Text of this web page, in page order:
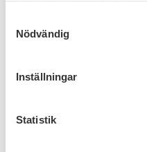
Nödvändig
Inställningar
Statistik